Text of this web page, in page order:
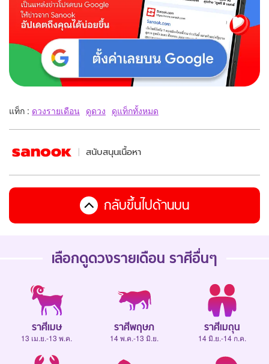
แท็ก : ดวงรายเดือน ดูดวง ดูแท็กทั้งหมด
สนับสนุนเนื้อหา
กลับขึ้นไปด้านบน
เลือกดูดวงรายเดือน ราศีอื่นๆ
ราศีเมษ
13 เม.ย.-13 พ.ค.
ราศีพฤษภ
14 พ.ค.-13 มิ.ย.
ราศีเมถุน
14 มิ.ย.-14 ก.ค.